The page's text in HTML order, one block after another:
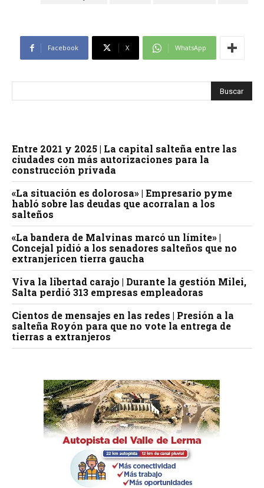
Facebook X WhatsApp
Entre 2021 y 2025 | La capital salteña entre las
ciudades con más autorizaciones para la
construcción privada
«La situación es dolorosa» | Empresario pyme
habló sobre las deudas que acorralan a los
salteños
«La bandera de Malvinas marcó un límite» |
Concejal pidió a los senadores salteños que no
extranjericen tierra gaucha
Viva la libertad carajo | Durante la gestión Milei,
Salta perdió 313 empresas empleadoras
Cientos de mensajes en las redes | Presión a la
salteña Royón para que no vote la entrega de
tierras a extranjeros